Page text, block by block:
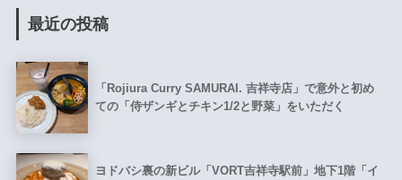
最近の投稿
「Rojiura Curry SAMURAI. 吉祥寺店」で意外と初め
ての「侍ザンギとチキン1/2と野菜」をいただく
ヨドバシ裏の新ビル「VORT吉祥寺駅前」地下1階「イ